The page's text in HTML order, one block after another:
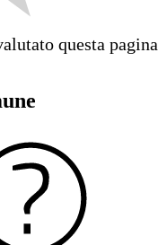
questa pagina